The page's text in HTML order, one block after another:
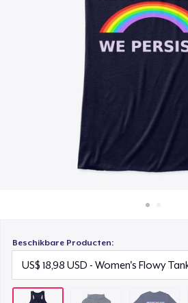
Verkoop overal
Beschikbare Producten:
Classic Crew Neck T-Shirt
US$ 19,99
Mug
US$ 12,99
Premium Long Sleeve Tee
US$ 25,99
Women's Comfort Tee
US$ 22,99
Premium Tank Top
US$ 24,99